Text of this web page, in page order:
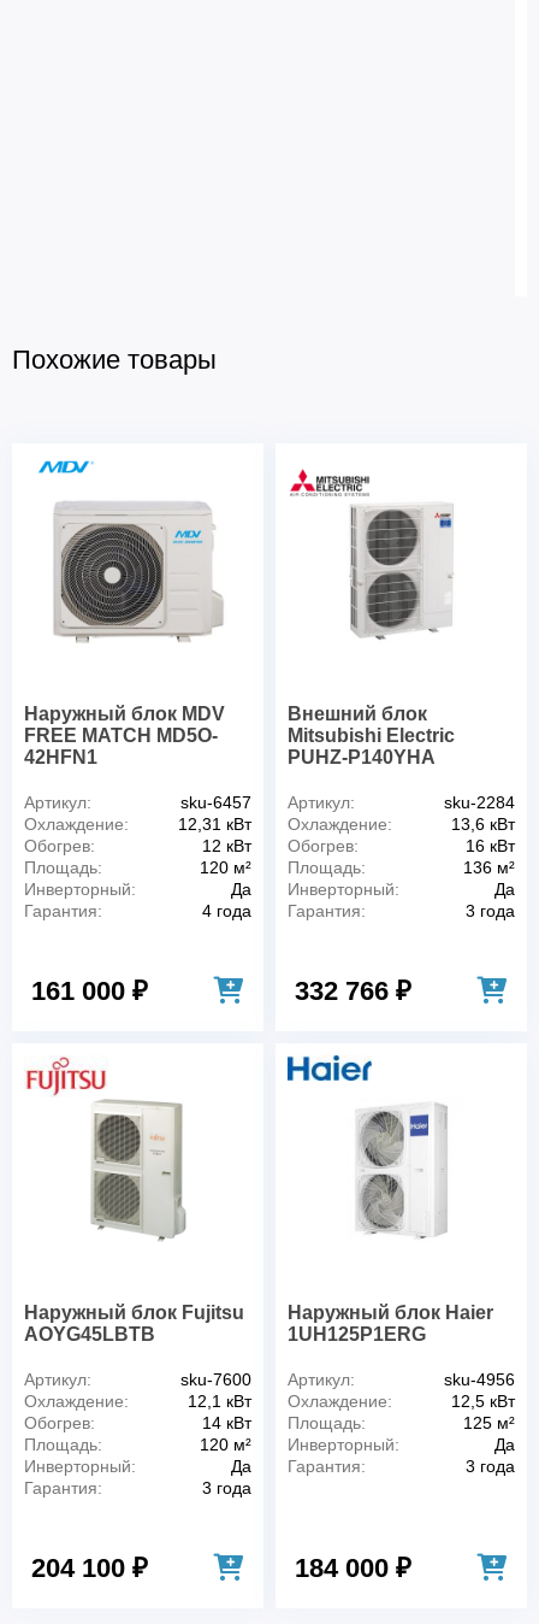
Похожие товары
Наружный блок MDV
FREE MATCH MD5O-
42HFN1
Артикул:
sku-6457
Охлаждение:
12,31 кВт
Обогрев:
12 кВт
Площадь:
120 м²
Инверторный:
Да
Гарантия:
4 года
161 000 ₽
Внешний блок
Mitsubishi Electric
PUHZ-P140YHA
Артикул:
sku-2284
Охлаждение:
13,6 кВт
Обогрев:
16 кВт
Площадь:
136 м²
Инверторный:
Да
Гарантия:
3 года
332 766 ₽
Наружный блок Fujitsu
AOYG45LBTB
Артикул:
sku-7600
Охлаждение:
12,1 кВт
Обогрев:
14 кВт
Площадь:
120 м²
Инверторный:
Да
Гарантия:
3 года
204 100 ₽
Наружный блок Haier
1UH125P1ERG
Артикул:
sku-4956
Охлаждение:
12,5 кВт
Площадь:
125 м²
Инверторный:
Да
Гарантия:
3 года
184 000 ₽